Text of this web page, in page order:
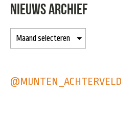
NIEUWS ARCHIEF
@MIJNTEN_ACHTERVELD